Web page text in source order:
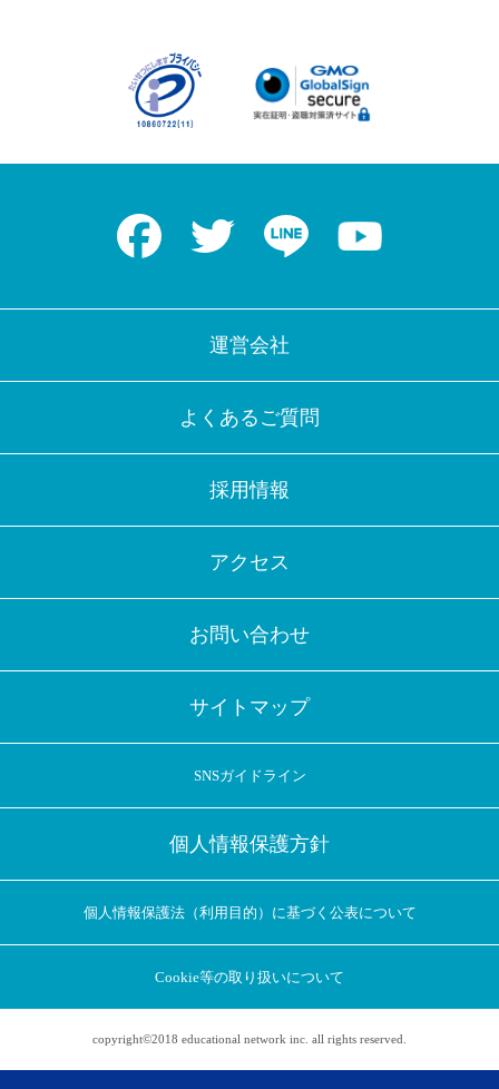
アプリに切り替えてみませんか
Facebook Twitter LINE
運営会社
よくあるご質問
採用情報
アクセス
お問い合わせ
サイトマップ
SNSガイドライン
個人情報保護方針
個人情報保護法（利用目的）に基づく公表について
Cookie等の取り扱いについて
copyright©2018 educational network inc. all rights reserved.